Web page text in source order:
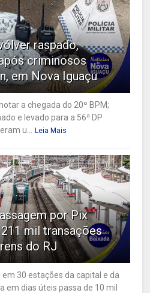
raspado,
criminosos
em Nova Iguaçu
a chegada do 20º BPM;
e levado para a 56ª DP
u...
Leia Mais
por Pix
mil transações
do RJ
30 estações da capital e da
em dias úteis passa de 10 mil